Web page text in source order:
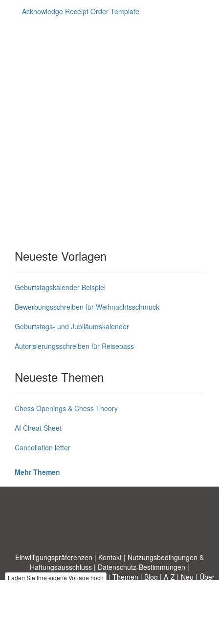
Acknowledge Receipt Order Template
Neueste Vorlagen
Geburtstagskalender Beispiel
Bewerbungsschreiben für Weihnachtsschmuck
Geburtstags- und Jubiläumskalender
Autorisierungsschreiben für Reisepass
Neueste Themen
Chess Openings & Chess Theory
AI Cheat Sheet
Cancellation letter
Mehr Themen
Einwilligungspräferenzen | Kontakt | Nutzungsbedingungen &
Haftungsausschluss | Datenschutz-Bestimmungen |
Laden Sie Ihre eigene Vorlage hoch | Themen | Blog | A-Z | Neu | Über